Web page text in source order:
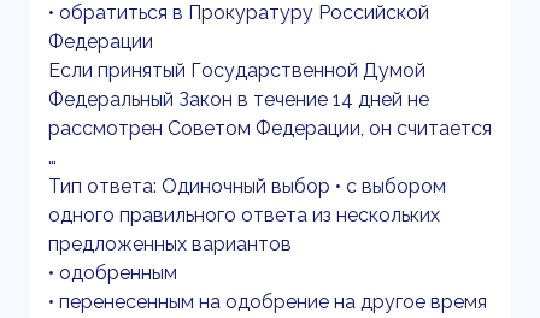
• обратиться в Прокуратуру Российской
Федерации
Если принятый Государственной Думой
Федеральный Закон в течение 14 дней не
рассмотрен Советом Федерации, он считается
…
Тип ответа: Одиночный выбор • с выбором
одного правильного ответа из нескольких
предложенных вариантов
• одобренным
• перенесенным на одобрение на другое время